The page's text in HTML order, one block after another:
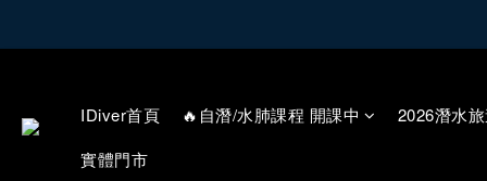
IDiver首頁 🔥自潛/水肺課程 開課中
2026潛水
實體門市